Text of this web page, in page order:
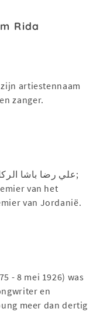
Rida
artiestennaam
zanger.
van het
van Jordanië.
- 8 mei 1926) was
en
meer dan dertig